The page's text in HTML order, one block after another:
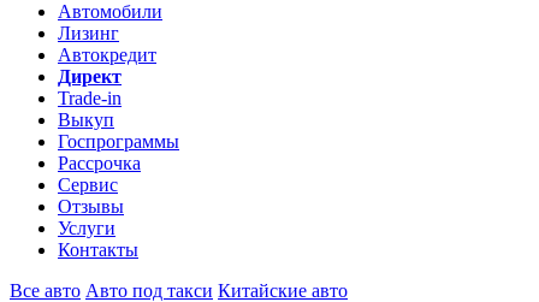
Автомобили
Лизинг
Автокредит
Директ
Trade-in
Выкуп
Госпрограммы
Рассрочка
Сервис
Отзывы
Услуги
Контакты
Все авто Авто под такси Китайские авто